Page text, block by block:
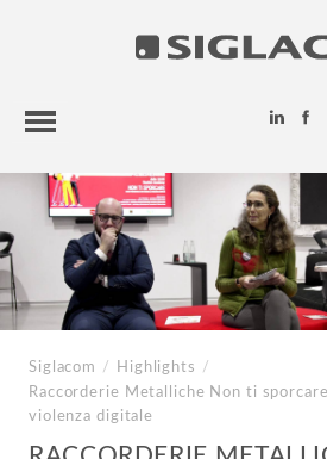
HIGHLIGHTS
PROGETTI
SIGLACOM
Siglacom / Highlights
/
Raccorderie Metalliche Non ti
violenza digitale